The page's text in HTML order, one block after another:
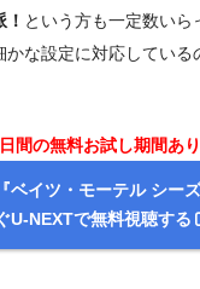
という方も一定数いら
かな設定に対応している
間の無料お試し期間あ
ベイツ・モーテル シー
U-NEXTで無料視聴する